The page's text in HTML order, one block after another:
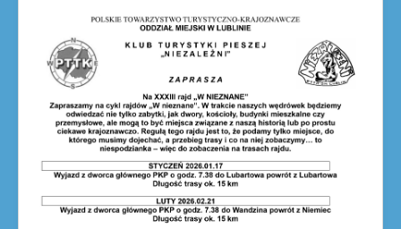
SOBOTNIA WŁÓCZĘGA
GALERIA